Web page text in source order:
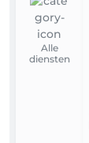
Alle
diensten